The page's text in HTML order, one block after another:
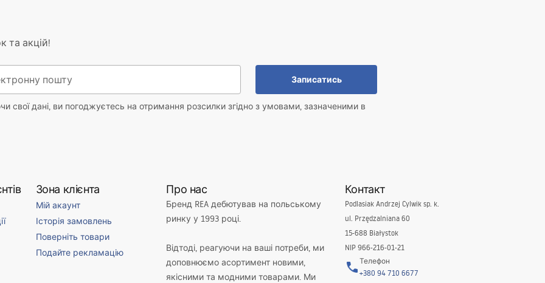
та акцій!
Записатись
свої дані, ви погоджуєтесь на отримання розсилки згідно з умовами, зазначеними в
Зона клієнта
Мій акаунт
Історія замовлень
Поверніть товари
Подайте рекламацію
Про нас
Бренд REA дебютував на польському
ринку у 1993 році.
Відтоді, реагуючи на ваші потреби, ми
доповнюємо асортимент новими,
якісними та модними товарами. Ми
Контакт
Podlasiak Andrzej Cylwik sp. k.
ul. Przędzalniana 60
15-688 Białystok
NIP 966-216-01-21
Телефон
+380 94 710 6677